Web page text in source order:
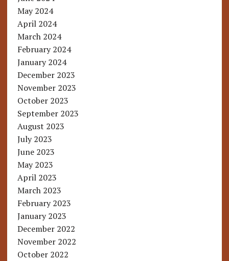
May 2024
April 2024
March 2024
February 2024
January 2024
December 2023
November 2023
October 2023
September 2023
August 2023
July 2023
June 2023
May 2023
April 2023
March 2023
February 2023
January 2023
December 2022
November 2022
October 2022